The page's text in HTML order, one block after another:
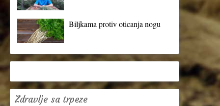
Biljkama protiv oticanja nogu
Zdravlje sa trpeze